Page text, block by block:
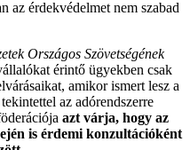
az érdekvédelmet nem szabad
Országos Szövetségének
érintő ügyekben csak
amikor ismert lesz a
az adórendszerre
azt várja, hogy az
is érdemi konzultációként